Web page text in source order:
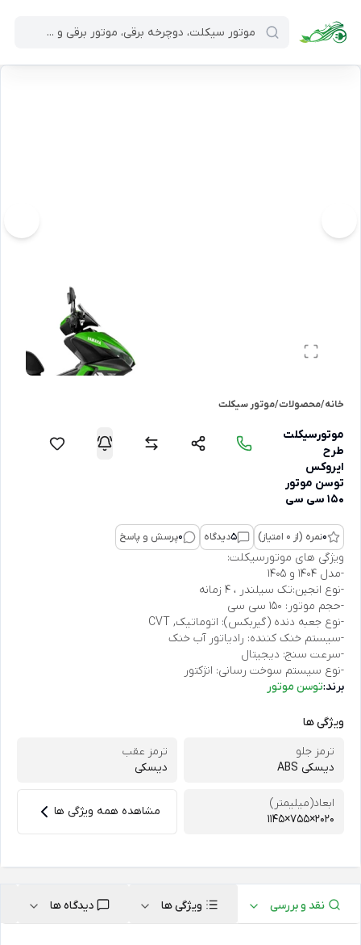
خانه/محصولات/موتور سیکلت
موتورسیکلت
طرح
ایروکس
توسن موتور
150 سی سی
0نمره (از 0 امتیاز) 5دیدگاه 0پرسش و پاسخ
ویژگی های موتورسیکلت:
-مدل 1404 و 1405
-نوع انجین:تک سیلندر ، 4 زمانه
-حجم موتور: 150 سی سی
-نوع جعبه دنده (گیربکس): اتوماتیک, CVT
-سیستم خنک کننده: رادیاتور آب خنک
-سرعت سنج: دیجیتال
-نوع سیستم سوخت رسانی: انژکتور
برند:توسن موتور
ویژگی ها
ترمز جلو
دیسکی ABS
ترمز عقب
دیسکی
ابعاد(میلیمتر)
2020×755×1145
مشاهده همه ویژگی ها
نقد و بررسی ویژگی ها دیدگاه ها